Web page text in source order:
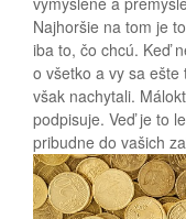
Najhoršie na tom je
iba to, čo chcú. Keď
o všetko a vy sa
však nachytali.
podpisuje. Veď je to
pribudne do vašich